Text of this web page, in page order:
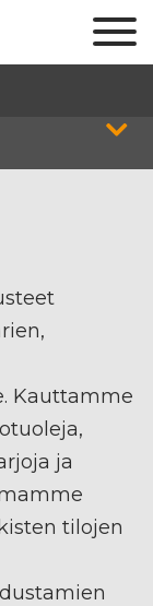
Kauttamme
ja
tilojen